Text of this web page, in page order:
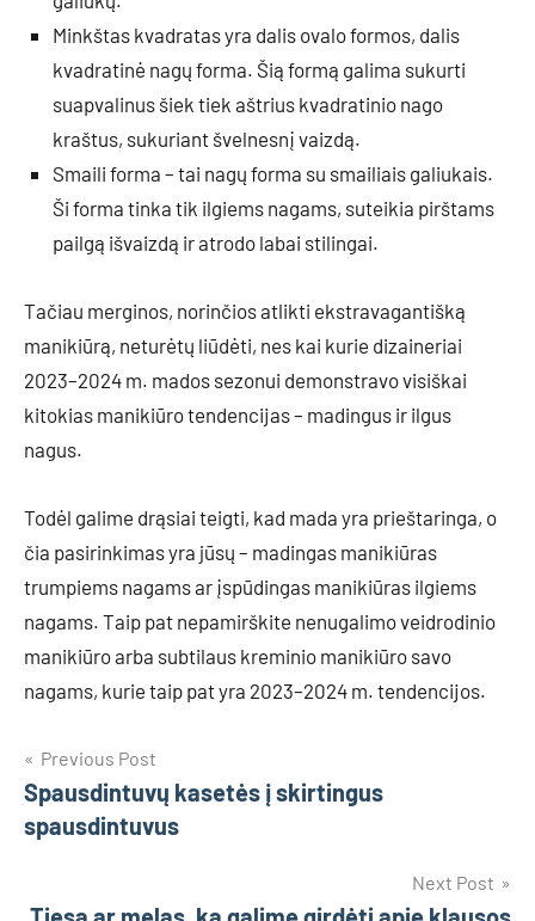
Minkštas kvadratas yra dalis ovalo formos, dalis
kvadratinė nagų forma. Šią formą galima sukurti
suapvalinus šiek tiek aštrius kvadratinio nago
kraštus, sukuriant švelnesnį vaizdą.
Smaili forma – tai nagų forma su smailiais galiukais.
Ši forma tinka tik ilgiems nagams, suteikia pirštams
pailgą išvaizdą ir atrodo labai stilingai.
Tačiau merginos, norinčios atlikti ekstravagantišką
manikiūrą, neturėtų liūdėti, nes kai kurie dizaineriai
2023–2024 m. mados sezonui demonstravo visiškai
kitokias manikiūro tendencijas – madingus ir ilgus
nagus.
Todėl galime drąsiai teigti, kad mada yra prieštaringa, o
čia pasirinkimas yra jūsų – madingas manikiūras
trumpiems nagams ar įspūdingas manikiūras ilgiems
nagams. Taip pat nepamirškite nenugalimo veidrodinio
manikiūro arba subtilaus kreminio manikiūro savo
nagams, kurie taip pat yra 2023–2024 m. tendencijos.
Navigacija
tarp
Previous Post
Spausdintuvų kasetės į skirtingus
spausdintuvus
Next Post